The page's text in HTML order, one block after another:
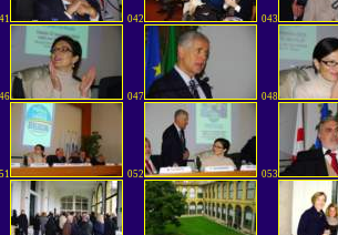
042 043
047 048
052 053